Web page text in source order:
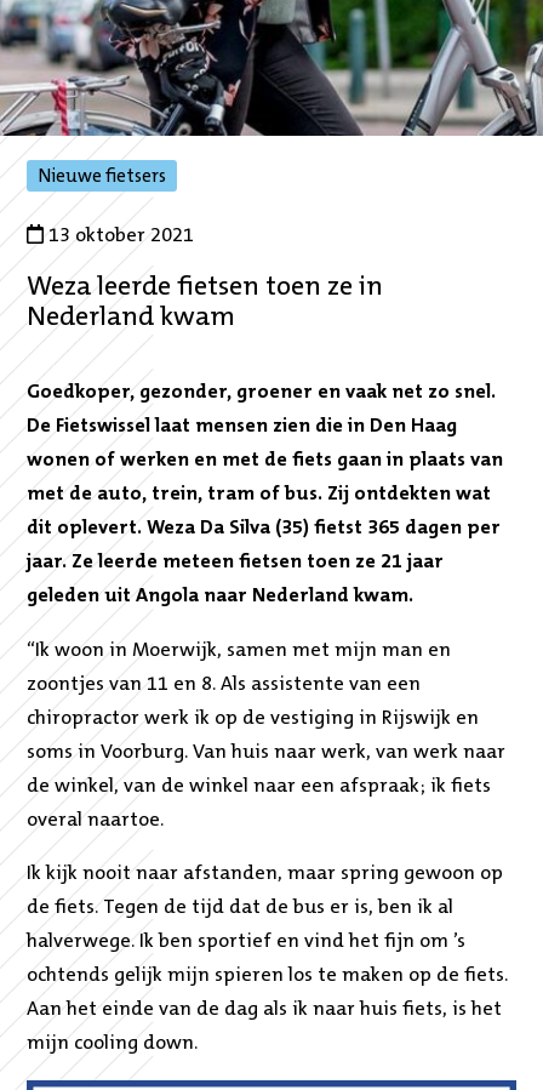
Nieuwe fietsers
overzicht
13 oktober 2021
Weza leerde fietsen toen ze in
Nederland kwam
Goedkoper, gezonder, groener en vaak net zo snel.
De Fietswissel laat mensen zien die in Den Haag
wonen of werken en met de fiets gaan in plaats van
met de auto, trein, tram of bus. Zij ontdekten wat
dit oplevert. Weza Da Silva (35) fietst 365 dagen per
jaar. Ze leerde meteen fietsen toen ze 21 jaar
geleden uit Angola naar Nederland kwam.
“Ik woon in Moerwijk, samen met mijn man en
zoontjes van 11 en 8. Als assistente van een
chiropractor werk ik op de vestiging in Rijswijk en
soms in Voorburg. Van huis naar werk, van werk naar
de winkel, van de winkel naar een afspraak; ik fiets
overal naartoe.
Ik kijk nooit naar afstanden, maar spring gewoon op
de fiets. Tegen de tijd dat de bus er is, ben ik al
halverwege. Ik ben sportief en vind het fijn om ’s
ochtends gelijk mijn spieren los te maken op de fiets.
Aan het einde van de dag als ik naar huis fiets, is het
mijn cooling down.